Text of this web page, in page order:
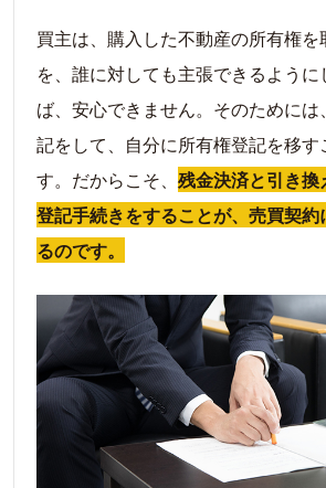
買主は、購入した不動産の所有権を
を、誰に対しても主張できるよう
ば、安心できません。そのためには
記をして、自分に所有権登記を移す
す。だからこそ、 残金決済と引き
登記手続きをすることが、売買契
るのです。